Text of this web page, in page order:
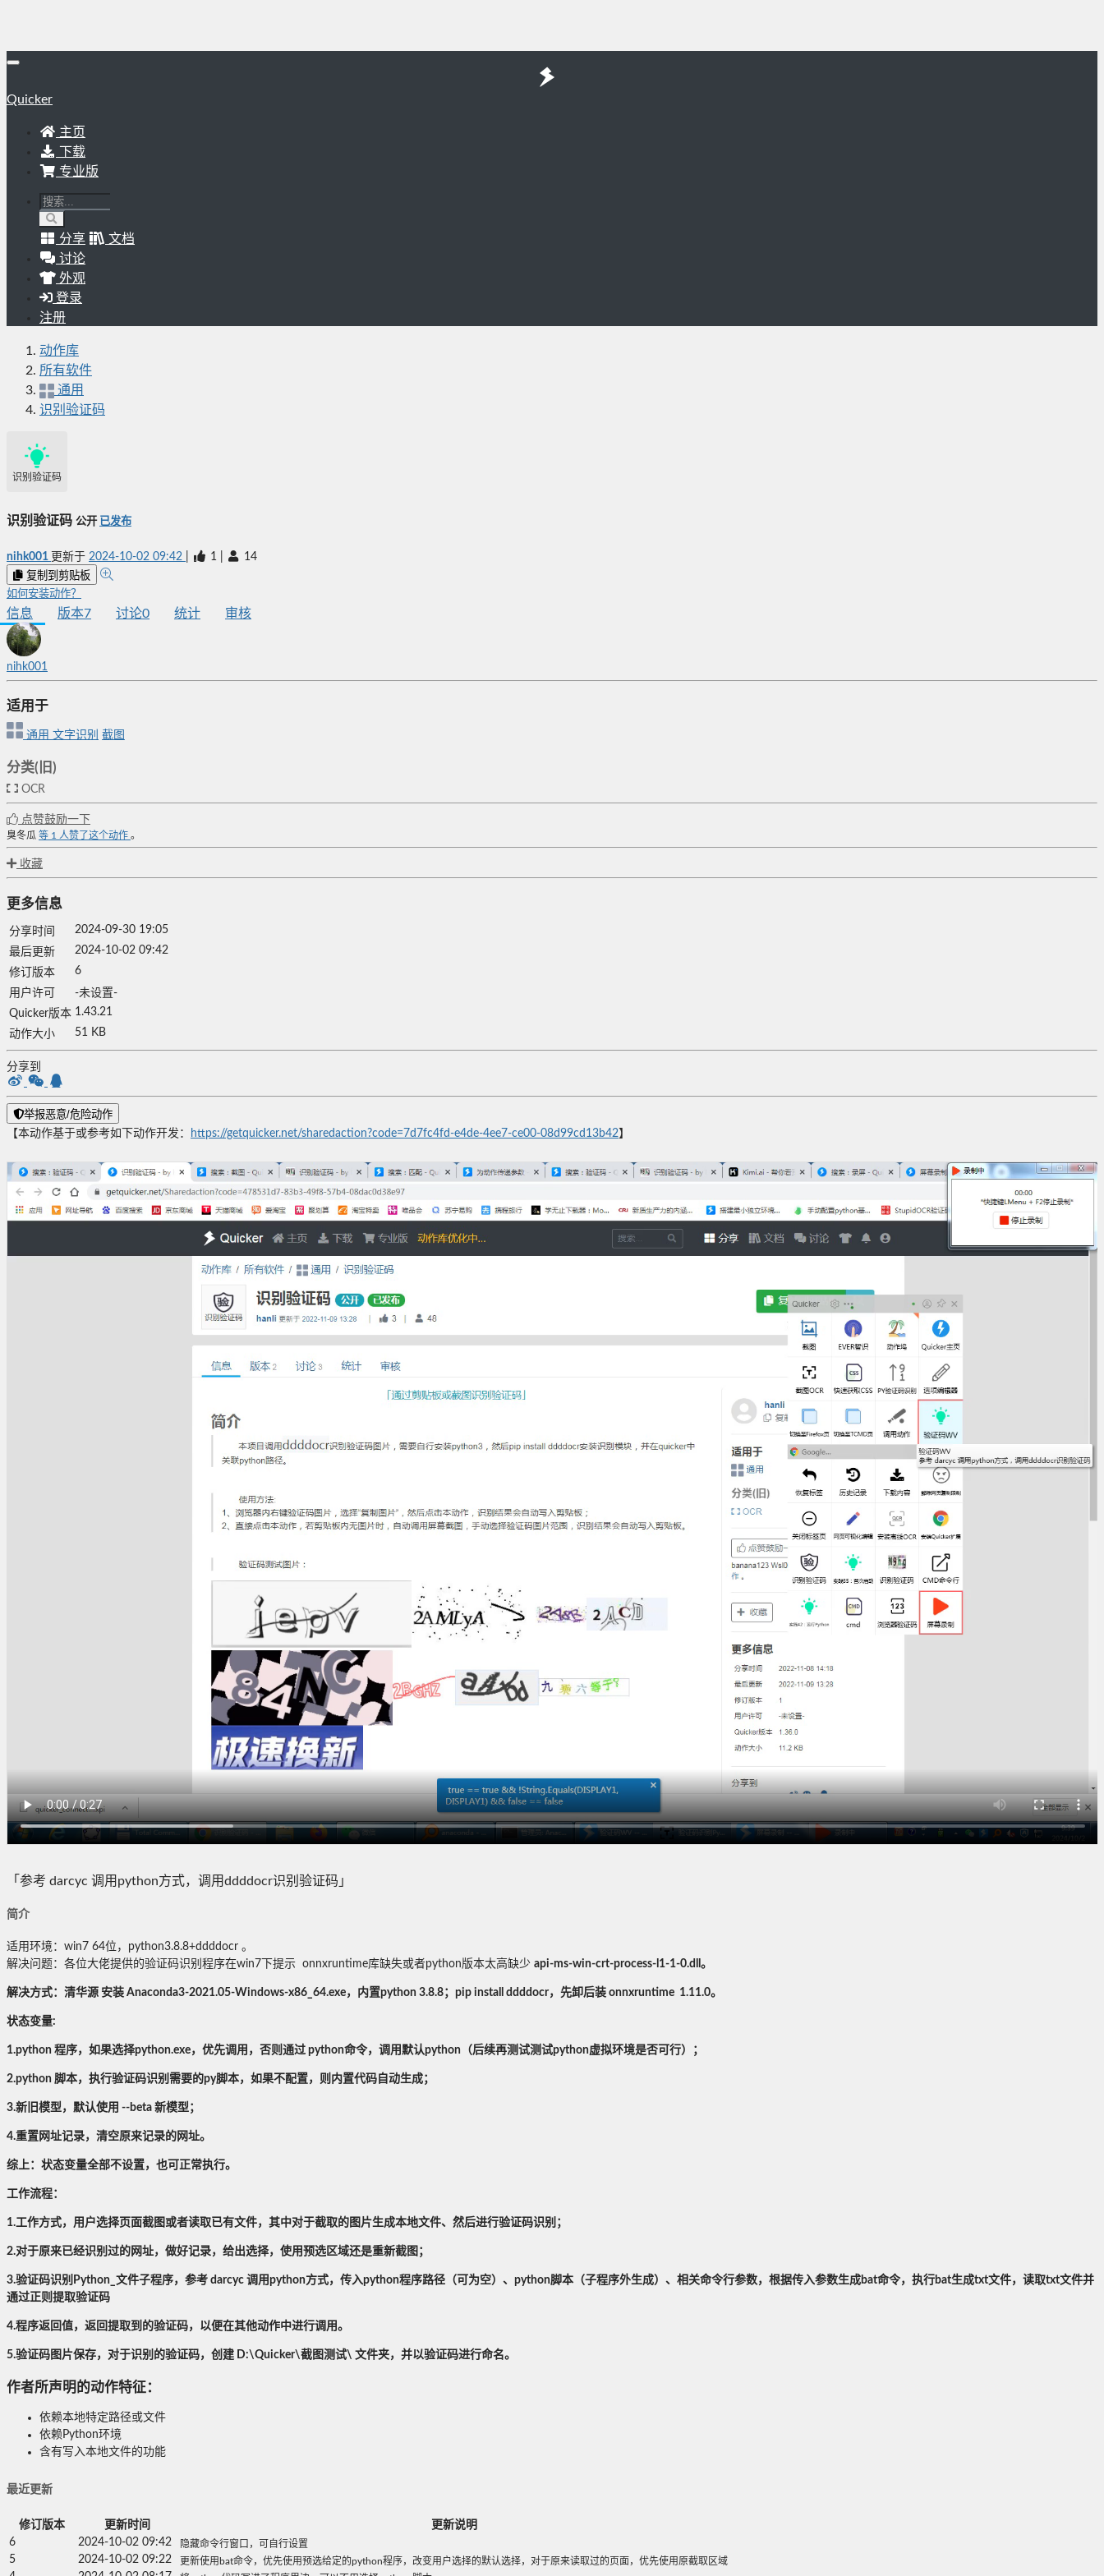
Quicker
主页
下载
专业版
分享
文档
讨论
外观
登录
注册
动作库
所有软件
通用
识别验证码
识别验证码
识别验证码 公开 已发布
nihk001 更新于 2024-10-02 09:42 1 14
复制到剪贴板
如何安装动作？
信息 版本7 讨论0 统计 审核
nihk001
适用于
通用 文字识别 截图
分类(旧)
OCR
点赞鼓励一下
臭冬瓜 等 1 人赞了这个动作 。
收藏
更多信息
分享时间
2024-09-30 19:05
最后更新
2024-10-02 09:42
修订版本
6
用户许可
-未设置-
Quicker版本 1.43.21
动作大小
51 KB
分享到
举报恶意/危险动作
【本动作基于或参考如下动作开发： https://getquicker.net/sharedaction?code=7d7fc4fd-e4de-4ee7-ce00-08d99cd13b42】
「参考 darcyc 调用python方式，调用ddddocr识别验证码」
简介
适用环境：win7 64位，python3.8.8+ddddocr 。
解决问题：各位大佬提供的验证码识别程序在win7下提示 onnxruntime库缺失或者python版本太高缺少 api-ms-win-crt-process-l1-1-0.dll。
解决方式：清华源 安装 Anaconda3-2021.05-Windows-x86_64.exe，内置python 3.8.8；pip install ddddocr，先卸后装 onnxruntime 1.11.0。
状态变量:
1.python 程序，如果选择python.exe，优先调用，否则通过 python命令，调用默认python（后续再测试测试python虚拟环境是否可行）；
2.python 脚本，执行验证码识别需要的py脚本，如果不配置，则内置代码自动生成；
3.新旧模型，默认使用 --beta 新模型；
4.重置网址记录，清空原来记录的网址。
综上：状态变量全部不设置，也可正常执行。
工作流程：
1.工作方式，用户选择页面截图或者读取已有文件，其中对于截取的图片生成本地文件、然后进行验证码识别；
2.对于原来已经识别过的网址，做好记录，给出选择，使用预选区域还是重新截图；
3.验证码识别Python_文件子程序，参考 darcyc 调用python方式，传入python程序路径（可为空）、python脚本（子程序外生成）、相关命令行参数，根据传入参数生成bat命令，执行bat生成txt文件，读取txt文件并
通过正则提取验证码
4.程序返回值，返回提取到的验证码，以便在其他动作中进行调用。
5.验证码图片保存，对于识别的验证码，创建 D:\Quicker\截图测试\ 文件夹，并以验证码进行命名。
作者所声明的动作特征：
依赖本地特定路径或文件
依赖Python环境
含有写入本地文件的功能
最近更新
修订版本 更新时间
更新说明
6
2024-10-02 09:42 隐藏命令行窗口，可自行设置
5 2024-10-02 09:22 更新使用bat命令，优先使用预选给定的python程序，改变用户选择的默认选择，对于原来读取过的页面，优先使用原截取区域